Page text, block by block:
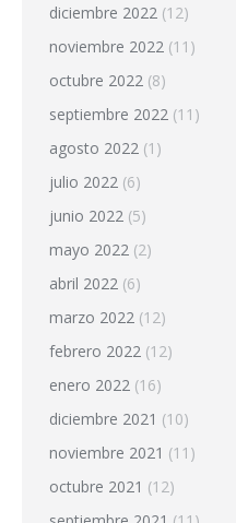
diciembre 2022 (12)
noviembre 2022 (11)
octubre 2022 (8)
septiembre 2022 (11)
agosto 2022 (1)
julio 2022 (6)
junio 2022 (5)
mayo 2022 (2)
abril 2022 (6)
marzo 2022 (12)
febrero 2022 (12)
enero 2022 (16)
diciembre 2021 (10)
noviembre 2021 (11)
octubre 2021 (12)